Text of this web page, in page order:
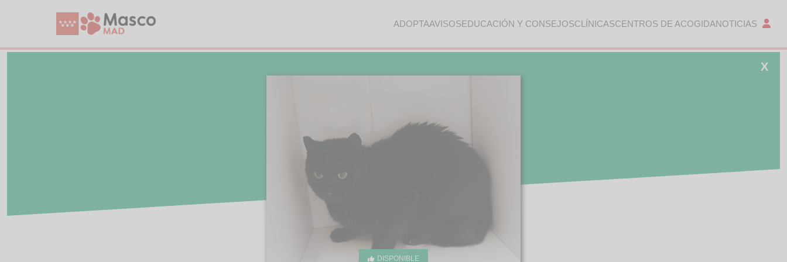
ADOPTAAVISOSEDUCACIÓN Y CONSEJOSCLÍNICASCENTROS DE ACOGIDANOTICIAS
DISPONIBLE
X